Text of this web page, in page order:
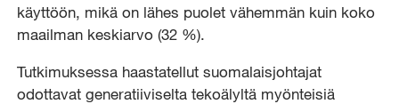
käyttöön, mikä on lähes puolet vähemmän kuin koko
maailman keskiarvo (32 %).
Tutkimuksessa haastatellut suomalaisjohtajat
odottavat generatiiviselta tekoälyltä myönteisiä